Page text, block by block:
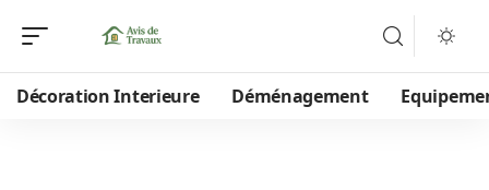
Décoration Interieure Déménagement